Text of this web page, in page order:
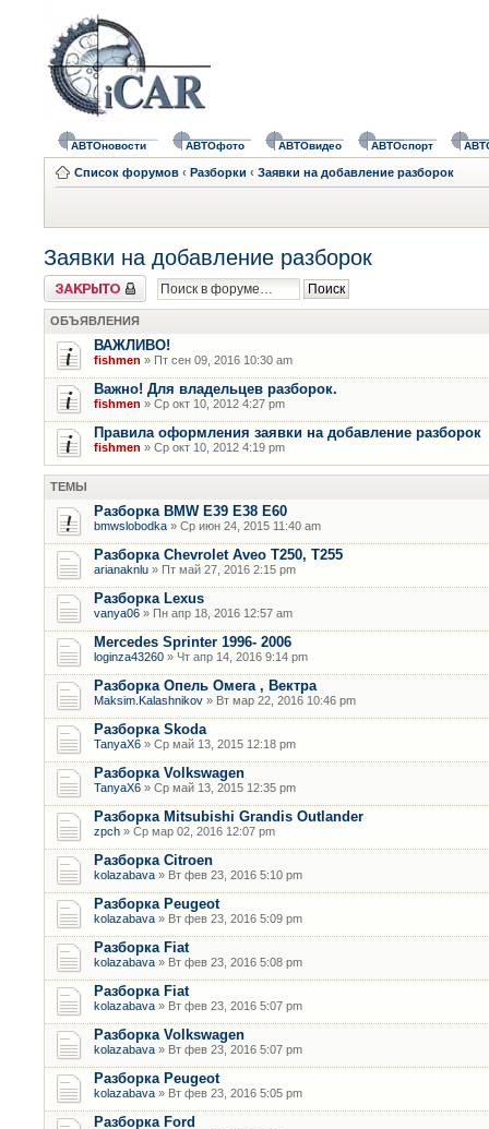
АВТОновости АВТОфото АВТОвидео АВТОспорт
Список форумов ‹ Разборки ‹ Заявки на добавление разборок
Заявки на добавление разборок
Форум закрыт
ОБЪЯВЛЕНИЯ
ВАЖЛИВО!
fishmen » Пт сен 09, 2016 10:30 am
Важно! Для владельцев разборок.
fishmen » Ср окт 10, 2012 4:27 pm
Правила оформления заявки на добавление разборок
fishmen » Ср окт 10, 2012 4:19 pm
ТЕМЫ
Разборка BMW E39 E38 E60
bmwslobodka » Ср июн 24, 2015 11:40 am
Разборка Chevrolet Aveo T250, T255
arianaknlu » Пт май 27, 2016 2:15 pm
Разборка Lexus
vanya06 » Пн апр 18, 2016 12:57 am
Mercedes Sprinter 1996- 2006
loginza43260 » Чт апр 14, 2016 9:14 pm
Разборка Опель Омега , Вектра
Maksim.Kalashnikov » Вт мар 22, 2016 10:46 pm
Разборка Skoda
TanyaX6 » Ср май 13, 2015 12:18 pm
Разборка Volkswagen
TanyaX6 » Ср май 13, 2015 12:35 pm
Разборка Mitsubishi Grandis Outlander
zpch » Ср мар 02, 2016 12:07 pm
Разборка Citroen
kolazabava » Вт фев 23, 2016 5:10 pm
Разборка Peugeot
kolazabava » Вт фев 23, 2016 5:09 pm
Разборка Fiat
kolazabava » Вт фев 23, 2016 5:08 pm
Разборка Fiat
kolazabava » Вт фев 23, 2016 5:07 pm
Разборка Volkswagen
kolazabava » Вт фев 23, 2016 5:07 pm
Разборка Peugeot
kolazabava » Вт фев 23, 2016 5:05 pm
Разборка Ford